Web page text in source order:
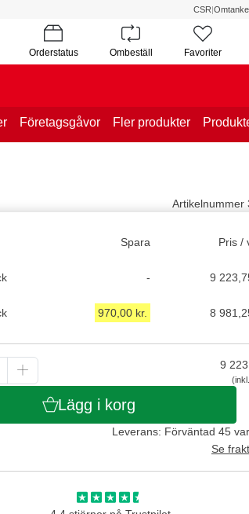
CSR|Omtanke
Orderstatus Ombeställ Favoriter
Företagsgåvor Fler produkter
Artikelnummer
Spara Pris /
- 9
970,00 kr. 8
9
Lägg i korg
Leverans: Förväntad 45
Se